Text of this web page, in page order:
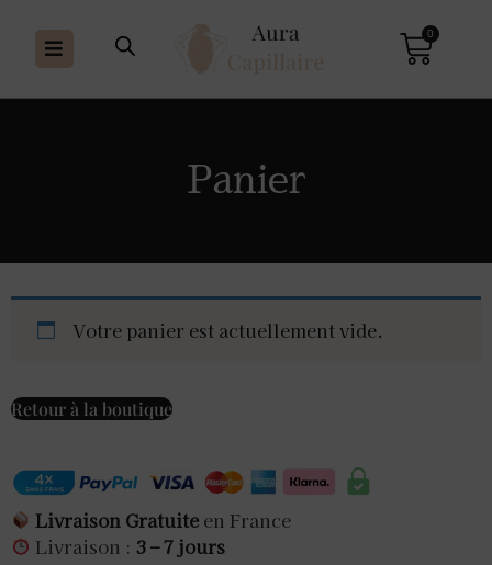
0
Panier
Votre panier est actuellement vide.
Retour à la boutique
Livraison Gratuite en France
Livraison :3 – 7 jours